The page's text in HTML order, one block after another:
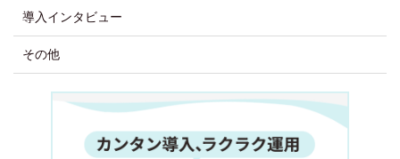
導入インタビュー
その他